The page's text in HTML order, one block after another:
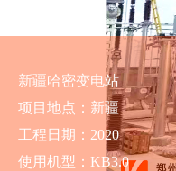
新疆哈密变电站
项目地点：新疆
工程日期：2020
使用机型：KB3.0